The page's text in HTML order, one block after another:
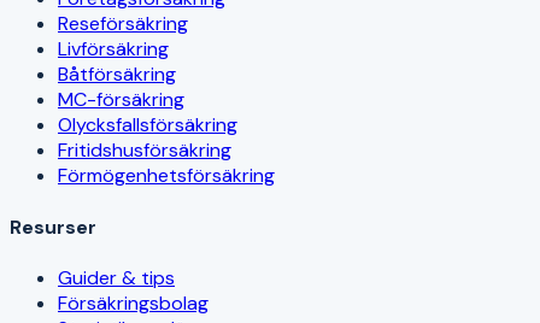
Reseförsäkring
Livförsäkring
Båtförsäkring
MC-försäkring
Olycksfallsförsäkring
Fritidshusförsäkring
Förmögenhetsförsäkring
Resurser
Guider & tips
Försäkringsbolag